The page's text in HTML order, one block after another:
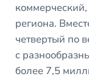
региона.
четвертый по
с
более 7,5